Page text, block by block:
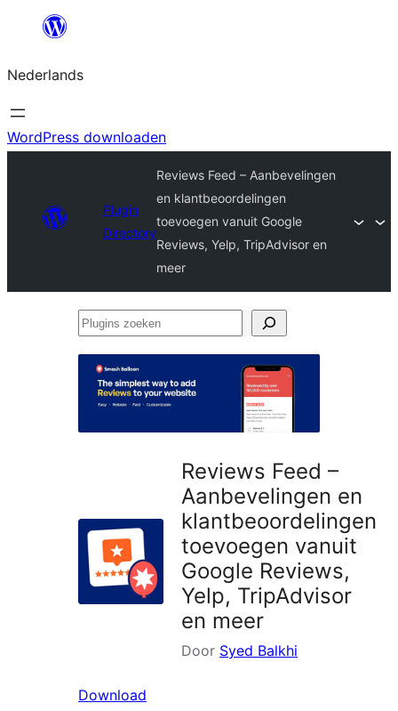
de
inhoud
Nederlands
WordPress downloaden
Plugin
Directory
Reviews Feed – Aanbevelingen
en klantbeoordelingen
toevoegen vanuit Google
Reviews, Yelp, TripAdvisor en
meer
Plugins
Reviews Feed –
Aanbevelingen en
klantbeoordelingen
toevoegen vanuit
Google Reviews,
Yelp, TripAdvisor
en meer
Door Syed Balkhi
Download